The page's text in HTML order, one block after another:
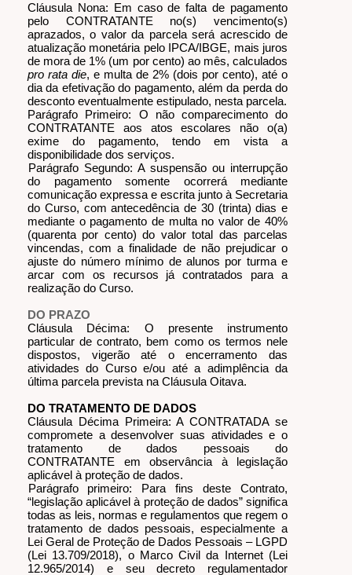
Cláusula Nona: Em caso de falta de pagamento
pelo CONTRATANTE no(s) vencimento(s)
aprazados, o valor da parcela será acrescido de
atualização monetária pelo IPCA/IBGE, mais juros
de mora de 1% (um por cento) ao mês, calculados
pro rata die, e multa de 2% (dois por cento), até o
dia da efetivação do pagamento, além da perda do
desconto eventualmente estipulado, nesta parcela.
Parágrafo Primeiro: O não comparecimento do
CONTRATANTE aos atos escolares não o(a)
exime do pagamento, tendo em vista a
disponibilidade dos serviços.
Parágrafo Segundo: A suspensão ou interrupção
do pagamento somente ocorrerá mediante
comunicação expressa e escrita junto à Secretaria
do Curso, com antecedência de 30 (trinta) dias e
mediante o pagamento de multa no valor de 40%
(quarenta por cento) do valor total das parcelas
vincendas, com a finalidade de não prejudicar o
ajuste do número mínimo de alunos por turma e
arcar com os recursos já contratados para a
realização do Curso.
DO PRAZO
Cláusula Décima: O presente instrumento
particular de contrato, bem como os termos nele
dispostos, vigerão até o encerramento das
atividades do Curso e/ou até a adimplência da
última parcela prevista na Cláusula Oitava.
DO TRATAMENTO DE DADOS
Cláusula Décima Primeira: A CONTRATADA se
compromete a desenvolver suas atividades e o
tratamento de dados pessoais do
CONTRATANTE em observância à legislação
aplicável à proteção de dados.
Parágrafo primeiro: Para fins deste Contrato,
“legislação aplicável à proteção de dados” significa
todas as leis, normas e regulamentos que regem o
tratamento de dados pessoais, especialmente a
Lei Geral de Proteção de Dados Pessoais – LGPD
(Lei 13.709/2018), o Marco Civil da Internet (Lei
12.965/2014) e seu decreto regulamentador